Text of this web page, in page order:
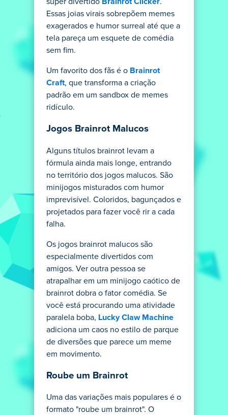
super divertido Brainrot Clicker.
Essas joias virais sobrepõem memes
exagerados e humor surreal até que a
tela pareça um esquete de comédia
sem fim.
Um favorito dos fãs é o Brainrot
Craft, que transforma a criação
padrão em um sandbox de memes
ridículo.
Jogos Brainrot Malucos
Alguns títulos brainrot levam a
fórmula ainda mais longe, entrando
no território dos jogos malucos. São
minijogos misturados com humor
imprevisível. Coloridos, bagunçados e
projetados para fazer você rir a cada
falha.
Os jogos brainrot malucos são
especialmente divertidos com
amigos. Ver outra pessoa se
atrapalhar em um minijogo caótico de
brainrot dobra o fator comédia. Se
você está procurando uma atividade
paralela boba, Lucky Claw Machine
adiciona um caos no estilo de parque
de diversões que parece um meme
em movimento.
Roube um Brainrot
Uma das variações mais populares é o
formato "roube um brainrot". O